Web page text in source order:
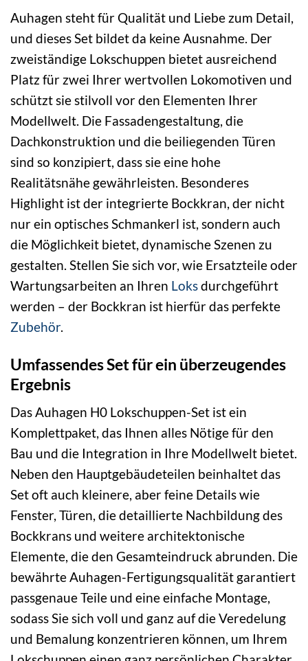
Auhagen steht für Qualität und Liebe zum Detail,
und dieses Set bildet da keine Ausnahme. Der
zweiständige Lokschuppen bietet ausreichend
Platz für zwei Ihrer wertvollen Lokomotiven und
schützt sie stilvoll vor den Elementen Ihrer
Modellwelt. Die Fassadengestaltung, die
Dachkonstruktion und die beiliegenden Türen
sind so konzipiert, dass sie eine hohe
Realitätsnähe gewährleisten. Besonderes
Highlight ist der integrierte Bockkran, der nicht
nur ein optisches Schmankerl ist, sondern auch
die Möglichkeit bietet, dynamische Szenen zu
gestalten. Stellen Sie sich vor, wie Ersatzteile oder
Wartungsarbeiten an Ihren Loksdurchgeführt
werden – der Bockkran ist hierfür das perfekte
Zubehör.
Umfassendes Set für ein überzeugendes
Ergebnis
Das Auhagen H0 Lokschuppen-Set ist ein
Komplettpaket, das Ihnen alles Nötige für den
Bau und die Integration in Ihre Modellwelt bietet.
Neben den Hauptgebäudeteilen beinhaltet das
Set oft auch kleinere, aber feine Details wie
Fenster, Türen, die detaillierte Nachbildung des
Bockkrans und weitere architektonische
Elemente, die den Gesamteindruck abrunden. Die
bewährte Auhagen-Fertigungsqualität garantiert
passgenaue Teile und eine einfache Montage,
sodass Sie sich voll und ganz auf die Veredelung
und Bemalung konzentrieren können, um Ihrem